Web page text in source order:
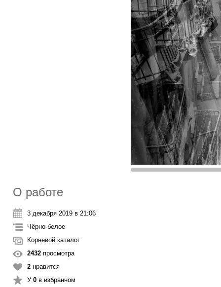
О работе
3 декабря 2019 в 21:06
Чёрно-белое
Корневой каталог
2432 просмотра
2 нравится
У 0 в избранном